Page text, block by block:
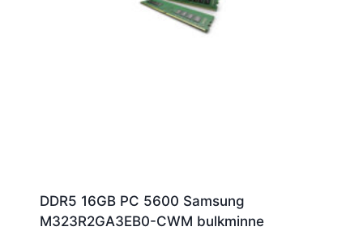
DDR5 16GB PC 5600 Samsung
M323R2GA3EB0-CWM bulkminne